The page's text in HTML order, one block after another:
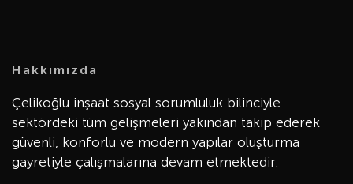
Hakkımızda
Çelikoğlu inşaat sosyal sorumluluk bilinciyle
sektördeki tüm gelişmeleri yakından takip ederek
güvenli, konforlu ve modern yapılar oluşturma
gayretiyle çalışmalarına devam etmektedir.